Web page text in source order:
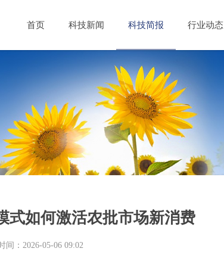
首页 科技新闻 科技简报 行业动态
式如何激活农批市场新消费
间：2026-05-06 09:02